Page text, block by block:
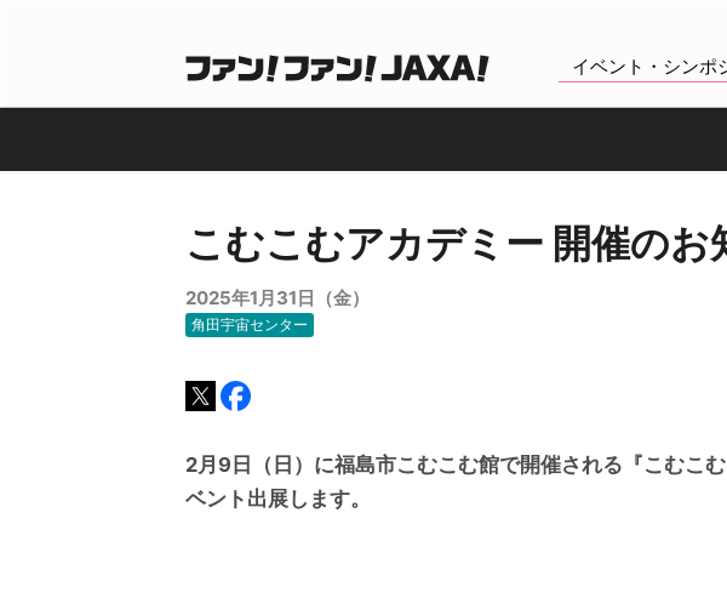
イベント・シンポ
こむこむアカデミー 開催のお
2025年1月31日（金）
角田宇宙センター
2月9日（日）に福島市こむこむ館で開催される『こむこ
ベント出展します。